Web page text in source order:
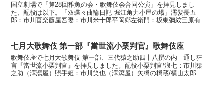
国立劇場で「第28回稚魚の会・歌舞伎会合同公演」を拝見しまし
た。配役は以下。「双蝶々曲輪日記 堀江角力小屋の場」濡髪長五
郎：市川喜楽藤屋吾妻：市川米十郎平岡郷左衛門：坂東彌紋三原有右
七月大歌舞伎 第一部『當世流小栗判官』歌舞伎座
歌舞伎座で七月大歌舞伎 第一部、三代猿之助四十八撰の内 通し狂
言『當世流小栗判官』を拝見しました。配役小栗判官/浪七：市川猿
之助（澤瀉屋）照手姫：市川笑也（澤瀉屋）矢橋の橋蔵/横山太郎：